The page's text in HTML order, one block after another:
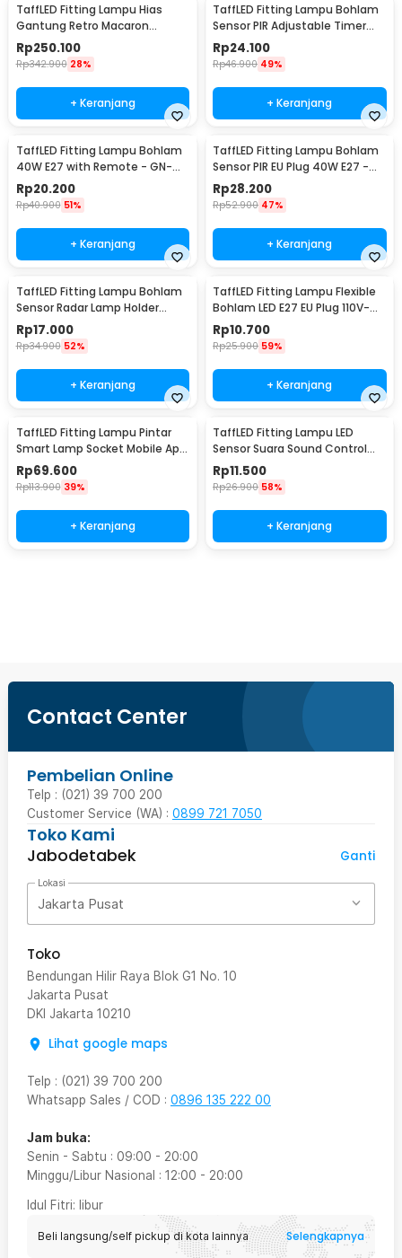
TaffLED Fitting Lampu Hias
Gantung Retro Macaron
Hanging Lamp E27 - LPL139
Rp250.100
Rp342.900 28%
+ Keranjang
TaffLED Fitting Lampu Bohlam
Sensor PIR Adjustable Timer
40W E27 - SP-200
Rp24.100
Rp46.900 49%
+ Keranjang
TaffLED Fitting Lampu Bohlam
40W E27 with Remote - GN-
428
Rp20.200
Rp40.900 51%
+ Keranjang
TaffLED Fitting Lampu Bohlam
Sensor PIR EU Plug 40W E27 -
SP-400
Rp28.200
Rp52.900 47%
+ Keranjang
TaffLED Fitting Lampu Bohlam
Sensor Radar Lamp Holder
100W E27 - SP-100
Rp17.000
Rp34.900 52%
+ Keranjang
TaffLED Fitting Lampu Flexible
Bohlam LED E27 EU Plug 110V-
220V - HF-300
Rp10.700
Rp25.900 59%
+ Keranjang
TaffLED Fitting Lampu Pintar
Smart Lamp Socket Mobile App
E27 - DT-500
Rp69.600
Rp113.900 39%
+ Keranjang
TaffLED Fitting Lampu LED
Sensor Suara Sound Control
Socket E27 40W - SP-525
Rp11.500
Rp26.900 58%
+ Keranjang
Contact Center
Pembelian Online
Telp : (021) 39 700 200
Customer Service (WA) : 0899 721 7050
Toko Kami
Jabodetabek
Ganti
Lokasi
Jakarta Pusat
Toko
Bendungan Hilir Raya Blok G1 No. 10
Jakarta Pusat
DKI Jakarta 10210
Lihat google maps
Telp : (021) 39 700 200
Whatsapp Sales / COD : 0896 135 222 00
Jam buka:
Senin - Sabtu : 09:00 - 20:00
Minggu/Libur Nasional : 12:00 - 20:00
Idul Fitri: libur
Beli langsung/self pickup di kota lainnya Selengkapnya